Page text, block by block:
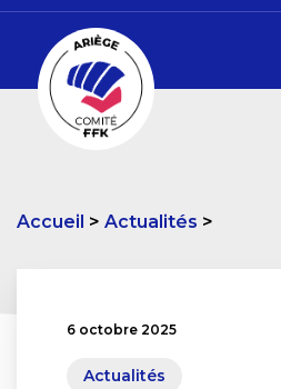
Accueil Actualités
6 octobre 2025
Actualités